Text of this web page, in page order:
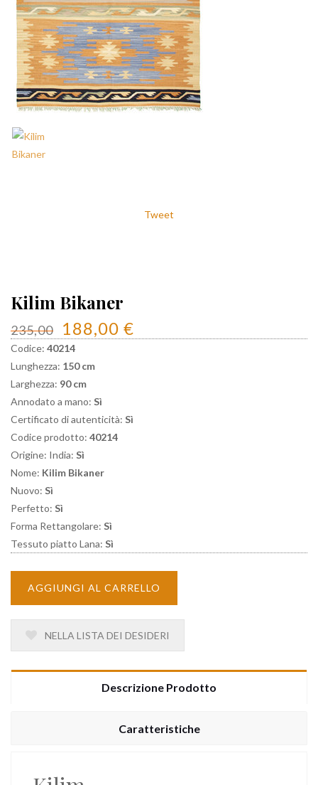
Tweet
Kilim Bikaner
235,00 188,00 €
Codice: 40214
Lunghezza: 150 cm
Larghezza: 90 cm
Annodato a mano: Sì
Certificato di autenticità: Sì
Codice prodotto: 40214
Origine: India: Sì
Nome: Kilim Bikaner
Nuovo: Sì
Perfetto: Sì
Forma Rettangolare: Sì
Tessuto piatto Lana: Sì
AGGIUNGI AL CARRELLO
NELLA LISTA DEI DESIDERI
Descrizione Prodotto
Caratteristiche